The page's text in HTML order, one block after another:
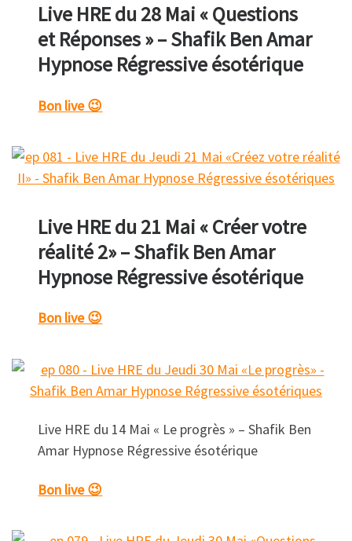
Live HRE du 28 Mai « Questions
et Réponses » – Shafik Ben Amar
Hypnose Régressive ésotérique
Bon live 😉
Live HRE du 21 Mai « Créer votre
réalité 2» – Shafik Ben Amar
Hypnose Régressive ésotérique
Bon live 😉
Live HRE du 14 Mai « Le progrès » – Shafik Ben
Amar Hypnose Régressive ésotérique
Bon live 😉